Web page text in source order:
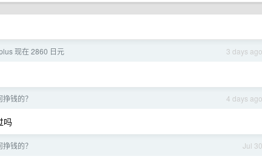
3 days ago
现在 2860 日元
4 days ago
钱的？
吗
Jul 30
钱的？